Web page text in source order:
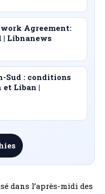
Agreement:
| Libnanews
Sud : conditions
et Liban |
dans l’après-midi des